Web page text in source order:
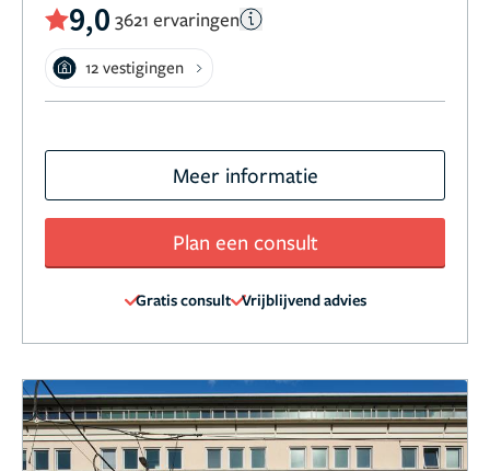
9,0 3621 ervaringen
12 vestigingen
Meer informatie
Plan een consult
Gratis consult Vrijblijvend advies